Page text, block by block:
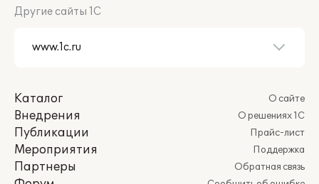
Другие сайты 1С
Каталог
Внедрения
Публикации
Мероприятия
Партнеры
О сайте
О решениях 1С
Прайс-лист
Поддержка
Обратная связь